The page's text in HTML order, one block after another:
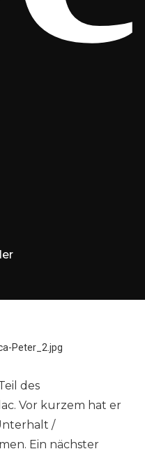
des
Vor kurzem hat er
/
Ein nächster